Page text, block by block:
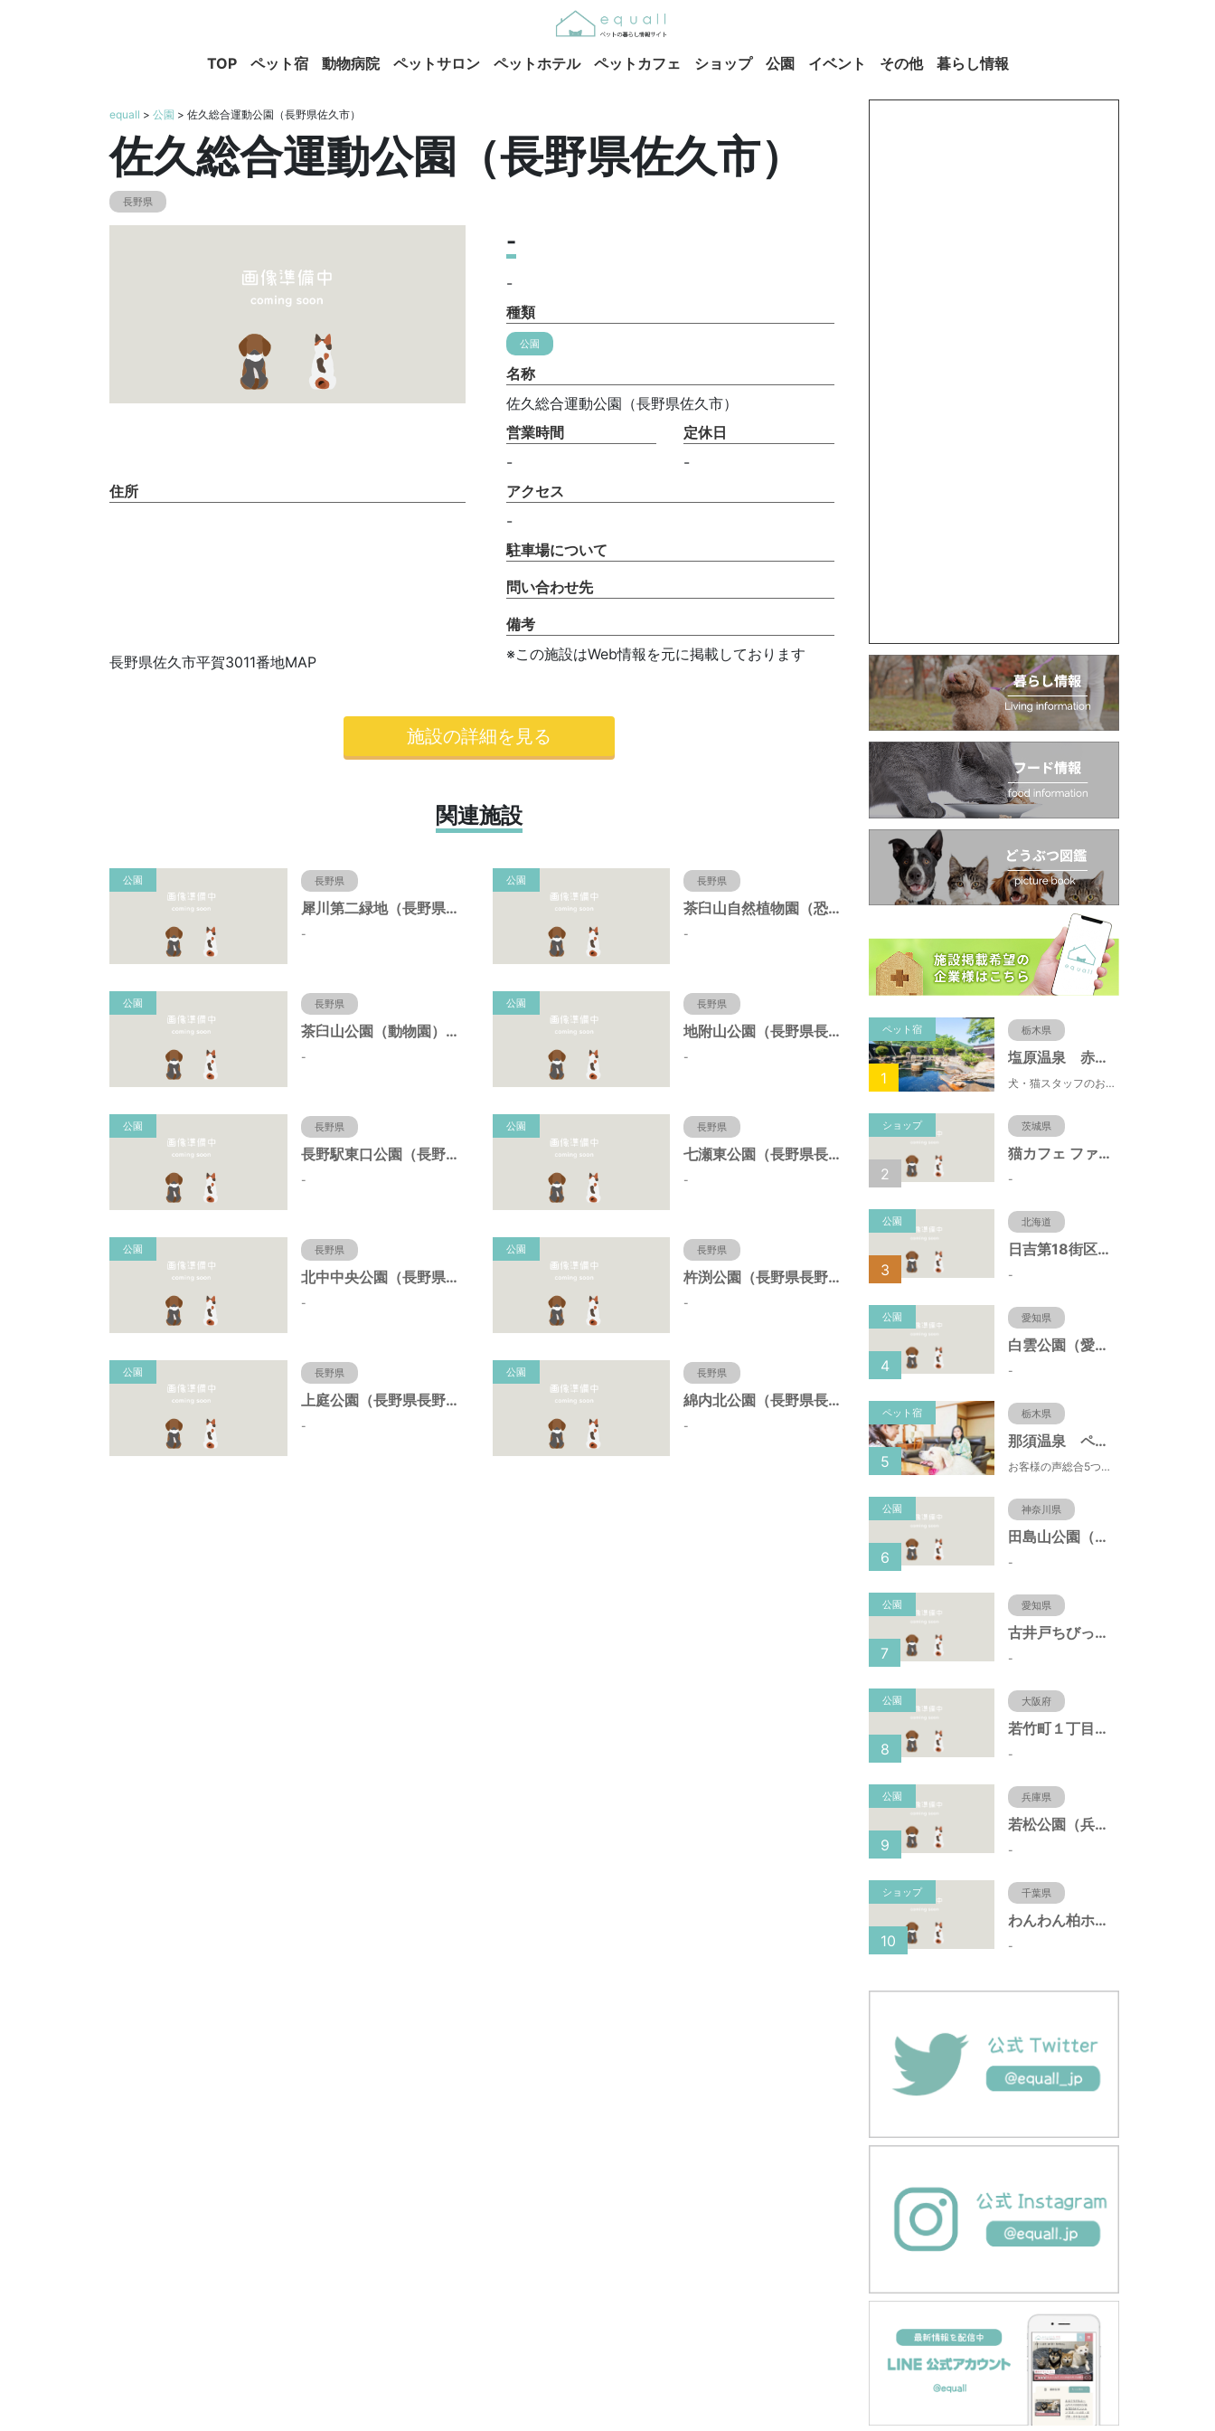
TOP ペット宿 動物病院 ペットサロン ペットホテル ペットカフェ ショップ 公園 イベント その他 暮らし情報
equall > 公園 > 佐久総合運動公園（長野県佐久市）
佐久総合運動公園（長野県佐久市）
長野県
-
-
種類
公園
名称
佐久総合運動公園（長野県佐久市）
営業時間
-
定休日
-
住所
長野県佐久市平賀3011番地MAP
アクセス
-
駐車場について
問い合わせ先
備考
※この施設はWeb情報を元に掲載しております
施設の詳細を見る
関連施設
公園 長野県
犀川第二緑地（長野県長野市）
-
公園 長野県
茶臼山自然植物園（恐竜園）（長野県長野市）
-
公園 長野県
茶臼山公園（動物園）（長野県長野市）
-
公園 長野県
地附山公園（長野県長野市）
-
公園 長野県
長野駅東口公園（長野県長野市）
-
公園 長野県
七瀬東公園（長野県長野市）
-
公園 長野県
北中中央公園（長野県長野市）
-
公園 長野県
杵渕公園（長野県長野市）
-
公園 長野県
上庭公園（長野県長野市）
-
公園 長野県
綿内北公園（長野県長野市）
-
ペット宿 栃木県
塩原温泉 赤沢温泉旅館
犬・猫スタッフのおもてニャしが魅力のひとつ♪大自然に囲まれた隠れ家的宿で癒やしの休日を。
1
ショップ 茨城県
猫カフェ ファミリーズ
-
2
公園 北海道
日吉第18街区公園（北海道函館市）
-
3
公園 愛知県
白雲公園（愛知県名古屋市）
-
4
ペット宿 栃木県
那須温泉 ペット＆スパホテル 那須ワン
お客様の声総合5つ星■1日限定４組貸切風呂■室内ドッグランあり♪
5
公園 神奈川県
田島山公園（神奈川県藤沢市）
-
6
公園 愛知県
古井戸ちびっ子広場（愛知県大府市）
-
7
公園 大阪府
若竹町１丁目第３公園（大阪府豊中市）
-
8
公園 兵庫県
若松公園（兵庫県神戸市）
-
9
ショップ 千葉県
わんわん柏ホームビレッジ（老犬ホーム・老犬ホテル）
-
10